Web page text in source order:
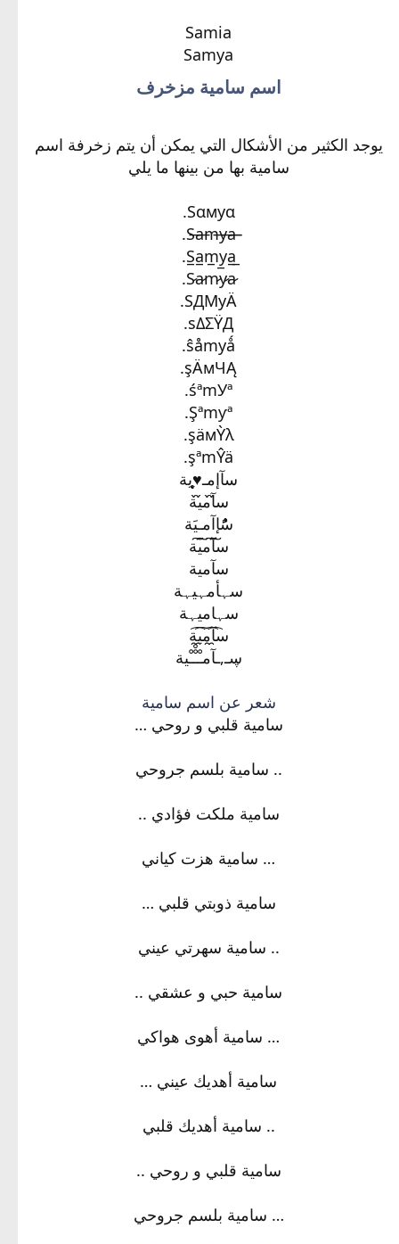
Samia
Samya​
اسم سامية مزخرف
يوجد الكثير من الأشكال التي يمكن أن يتم زخرفة اسم
سامية بها من بينها ما يلي
Sαмyα.
̶S̶a̶m̶y̶a̶.
S̷a̷m̷y̷a̷.
SДMуÄ.
sΔΣΫД.
ŝåmyǻ.
şÄмЧĄ.
śªmУª.
Şªmƴª.
şäмỲλ.
şªmŶä.
سآإمـ♥̨̥̬̩ية
س̀́آ̀́م̀́ي̀́ة
سًٌُُإآمـيَة
س͠آ͠م͠ي͠ة
سآمية
سہأمہيہة
سہاميہة
س̯͡آ̯͡م̯͡ي̯͡ة
ڛـ,ـآمـْـْْـْية
شعر عن اسم سامية
سامية قلبي و روحي …
.. سامية بلسم جروحي
سامية ملكت فؤادي ..
… سامية هزت كياني
سامية ذوبتي قلبي …
.. سامية سهرتي عيني
سامية حبي و عشقي ..
… سامية أهوى هواكي
سامية أهديك عيني …
.. سامية أهديك قلبي
سامية قلبي و روحي ..
… سامية بلسم جروحي